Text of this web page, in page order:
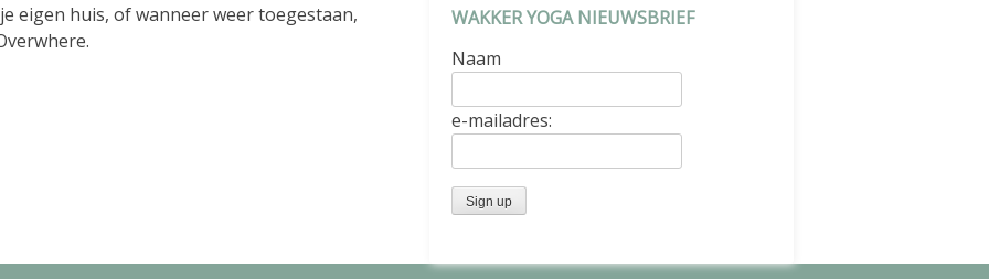
eigen huis, of wanneer weer toegestaan,
WAKKER YOGA NIEUWSBRIEF
Naam
e-mailadres: